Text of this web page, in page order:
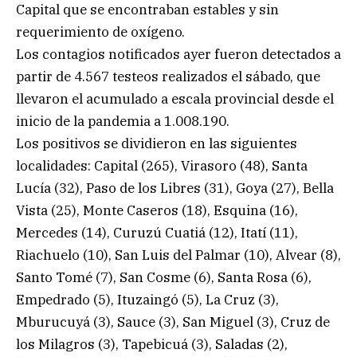
Capital que se encontraban estables y sin
requerimiento de oxígeno.
Los contagios notificados ayer fueron detectados a
partir de 4.567 testeos realizados el sábado, que
llevaron el acumulado a escala provincial desde el
inicio de la pandemia a 1.008.190.
Los positivos se dividieron en las siguientes
localidades: Capital (265), Virasoro (48), Santa
Lucía (32), Paso de los Libres (31), Goya (27), Bella
Vista (25), Monte Caseros (18), Esquina (16),
Mercedes (14), Curuzú Cuatiá (12), Itatí (11),
Riachuelo (10), San Luis del Palmar (10), Alvear (8),
Santo Tomé (7), San Cosme (6), Santa Rosa (6),
Empedrado (5), Ituzaingó (5), La Cruz (3),
Mburucuyá (3), Sauce (3), San Miguel (3), Cruz de
los Milagros (3), Tapebicuá (3), Saladas (2),